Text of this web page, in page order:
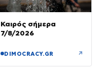
Καιρός σήμερα
7/8/2026
DIMOCRACY.GR ↗